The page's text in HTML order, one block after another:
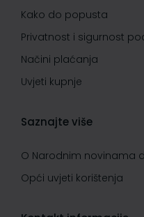
Kako do popusta
Privatnost i sigurnost
Načini plaćanja
Uvjeti kupnje
Saznajte više
O Narodnim novinama
Opći uvjeti korištenja